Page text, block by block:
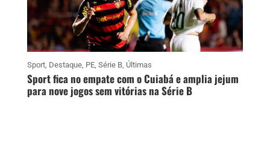
Sport, Destaque, PE, Série B, Últimas
Sport fica no empate com o Cuiabá e amplia jejum
para nove jogos sem vitórias na Série B